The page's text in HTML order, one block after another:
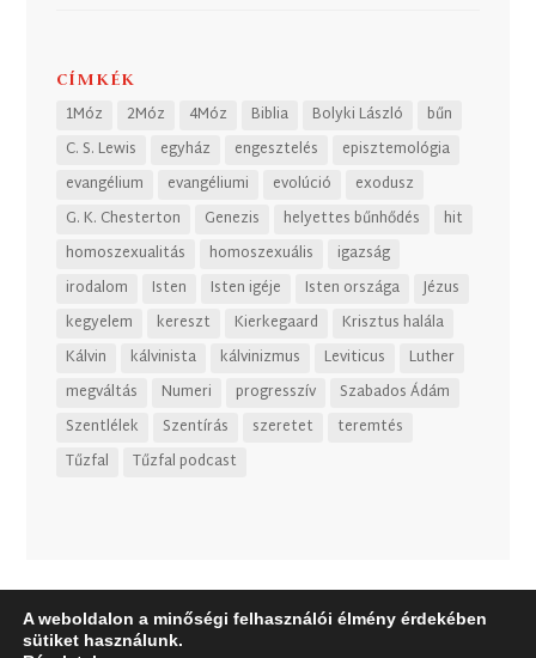
CÍMKÉK
1Móz 2Móz 4Móz Biblia Bolyki László
bűn
C. S. Lewis
egyház engesztelés
episztemológia
evangélium
evangéliumi evolúció
exodusz
G. K. Chesterton
Genezis helyettes bűnhődés
hit
homoszexualitás
homoszexuális
igazság
irodalom
Isten Isten igéje Isten országa
Jézus
kegyelem
kereszt Kierkegaard
Krisztus halála
Kálvin
kálvinista kálvinizmus Leviticus
Luther
megváltás
Numeri progresszív
Szabados Ádám
Szentlélek
Szentírás szeretet
teremtés
Tűzfal
Tűzfal podcast
A weboldalon a minőségi felhasználói élmény érdekében
sütiket használunk.